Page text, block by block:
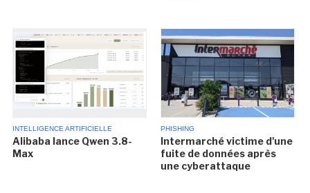
INTELLIGENCE ARTIFICIELLE
Alibaba lance Qwen 3.8-
Max
PHISHING
Intermarché victime d'une
fuite de données après
une cyberattaque